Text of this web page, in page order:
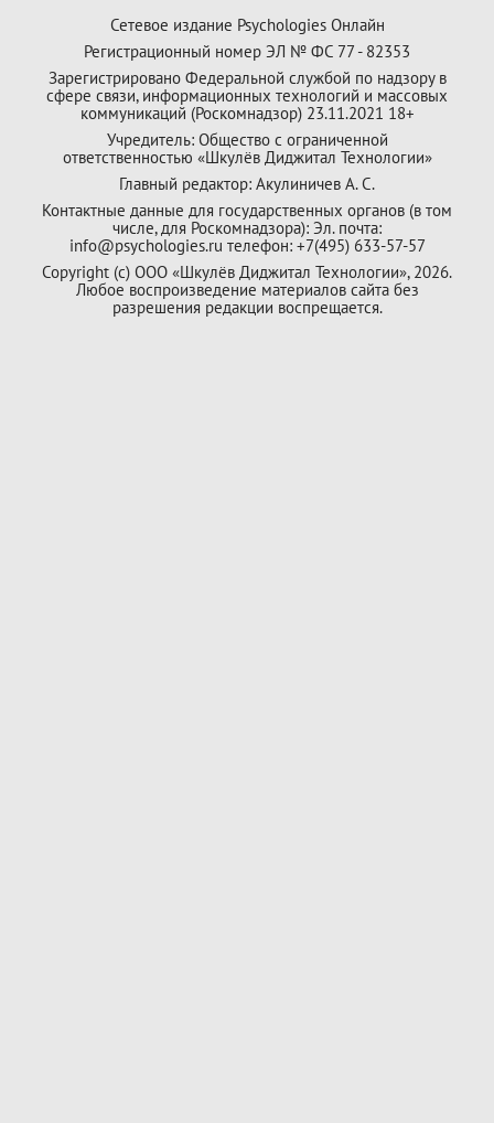
Сетевое издание Psychologies Онлайн
Регистрационный номер ЭЛ № ФС 77 - 82353
Зарегистрировано Федеральной службой по надзору в
сфере связи, информационных технологий и массовых
коммуникаций (Роскомнадзор) 23.11.2021 18+
Учредитель: Общество с ограниченной
ответственностью «Шкулёв Диджитал Технологии»
Главный редактор: Акулиничев А. С.
Контактные данные для государственных органов (в том
числе, для Роскомнадзора): Эл. почта:
info@psychologies.ru телефон: +7(495) 633-57-57
Copyright (с) ООО «Шкулёв Диджитал Технологии», 2026.
Любое воспроизведение материалов сайта без
разрешения редакции воспрещается.